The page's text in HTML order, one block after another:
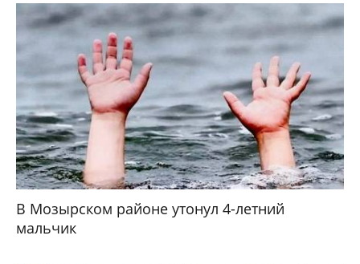
В Мозырском районе утонул 4-летний
мальчик